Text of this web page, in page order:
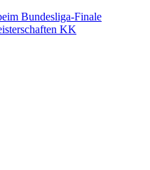
Bundesliga-Finale
KK